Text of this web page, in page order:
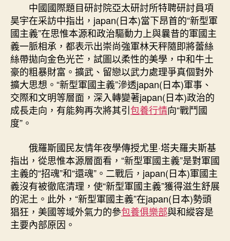
中國國際題目研討院亞太研討所特聘研討員項
昊宇在采訪中指出，japan(日本)當下昂首的“新型軍
國主義”在思惟本源和政治驅動力上與曩昔的軍國主
義一脈相承，都表示出崇尚強軍林天秤隨即將蕾絲
絲帶拋向金色光芒，試圖以柔性的美學，中和牛土
豪的粗暴財富。擴武、留戀以武力處理爭真個對外
擴大思想。“新型軍國主義”滲透japan(日本)軍事、
交際和文明等層面，深入轉變著japan(日本)政治的
成長走向，有能夠再次將其引包養行情向“戰鬥國
度”。
俄羅斯國民友情年夜學傳授尤里·塔夫羅夫斯基
指出，從思惟本源層面看，“新型軍國主義”是對軍國
主義的“招魂”和“還魂”。二戰后，japan(日本)軍國主
義沒有被徹底清理，使“新型軍國主義”獲得滋生舒展
的泥土。此外，“新型軍國主義”在japan(日本)勢頭
猖狂，美國等域外氣力的參包養俱樂部與和縱容是
主要內部原因。